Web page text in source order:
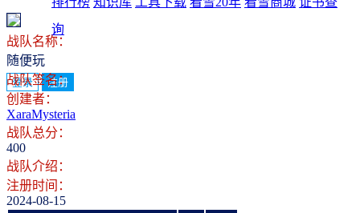
询
登录 注册
战队名称：
随便玩
战队签名：
创建者：
XaraMysteria
战队总分：
400
战队介绍：
注册时间：
2024-08-15